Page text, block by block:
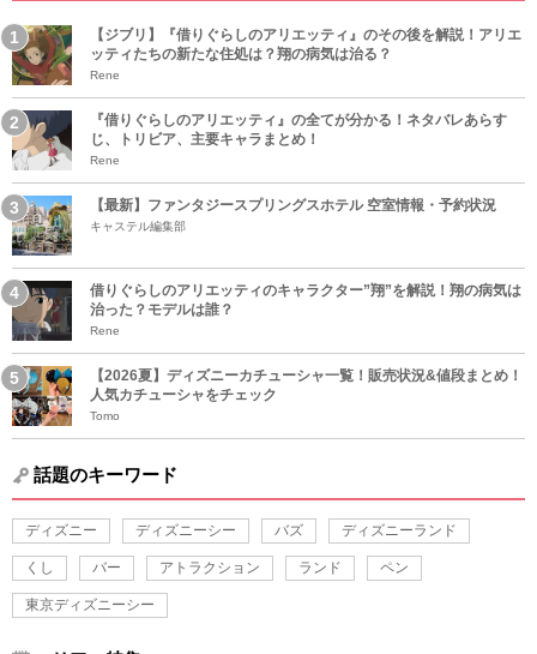
【ジブリ】『借りぐらしのアリエッティ』のその後を解説！アリエ
ッティたちの新たな住処は？翔の病気は治る？
Rene
『借りぐらしのアリエッティ』の全てが分かる！ネタバレあらす
じ、トリビア、主要キャラまとめ！
Rene
【最新】ファンタジースプリングスホテル 空室情報・予約状況
キャステル編集部
借りぐらしのアリエッティのキャラクター”翔”を解説！翔の病気は
治った？モデルは誰？
Rene
【2026夏】ディズニーカチューシャ一覧！販売状況&値段まとめ！
人気カチューシャをチェック
Tomo
話題のキーワード
ディズニー ディズニーシー バズ ディズニーランド
くし バー アトラクション ランド ペン
東京ディズニーシー